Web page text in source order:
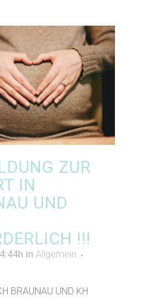
ZUR
IN
UND
!!!
in Allgemein
BRAUNAU UND KH